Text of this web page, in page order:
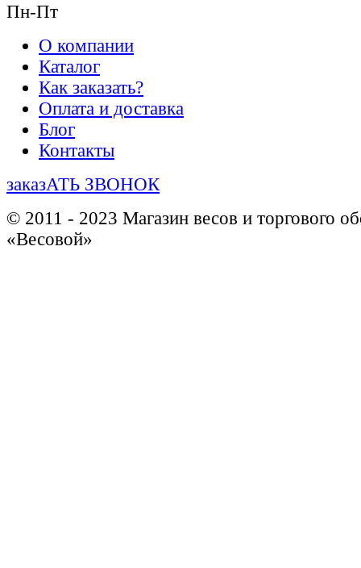
Пн-Пт
О компании
Каталог
Как заказать?
Оплата и доставка
Блог
Контакты
заказАТЬ ЗВОНОК
© 2011 - 2023 Магазин весов и торгового
«Весовой»